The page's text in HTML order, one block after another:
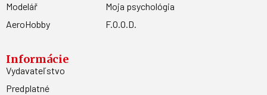
Modelář
AeroHobby
Moja psychológia
F.O.O.D.
Informácie
Vydavateľstvo
Predplatné